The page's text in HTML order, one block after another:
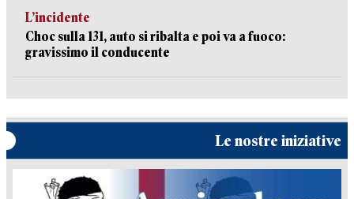
L’incidente
Choc sulla 131, auto si ribalta e poi va a fuoco:
gravissimo il conducente
Le nostre iniziative